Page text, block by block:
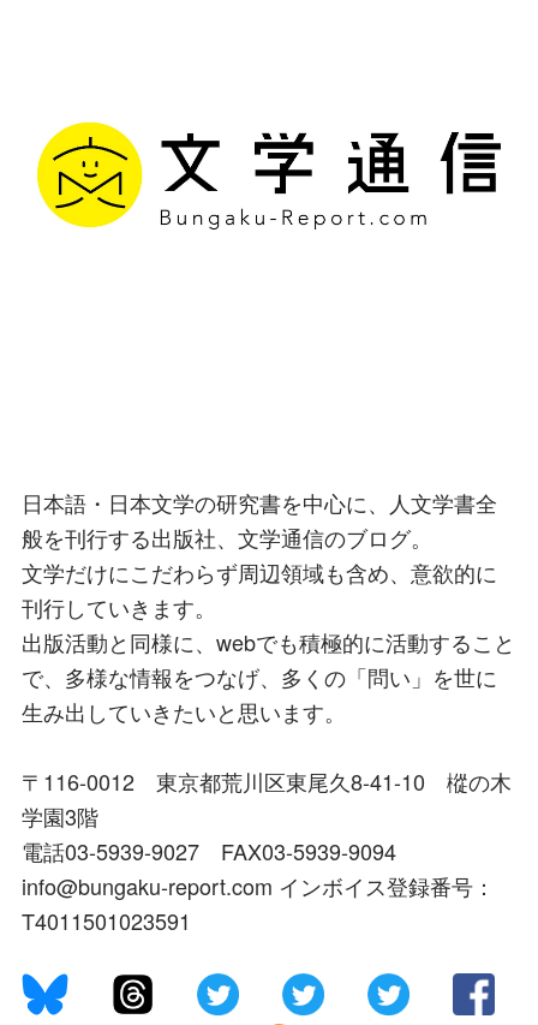
日本語・日本文学の研究書を中心に、人文学書全
般を刊行する出版社、文学通信のブログ。
文学だけにこだわらず周辺領域も含め、意欲的に
刊行していきます。
出版活動と同様に、webでも積極的に活動すること
で、多様な情報をつなげ、多くの「問い」を世に
生み出していきたいと思います。
〒116-0012 東京都荒川区東尾久8-41-10 樅の木
学園3階
電話03-5939-9027 FAX03-5939-9094
info@bungaku-report.com インボイス登録番号：
T4011501023591